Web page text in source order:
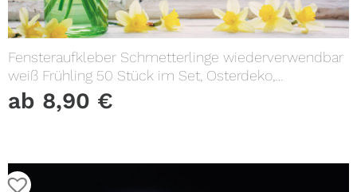
Fensteraufkleber Schmetterlinge wiederverwendbar
weiß Frühling 50 Stück im Set, Osterdeko,
Frühlingsdeko
ab 8,90 €